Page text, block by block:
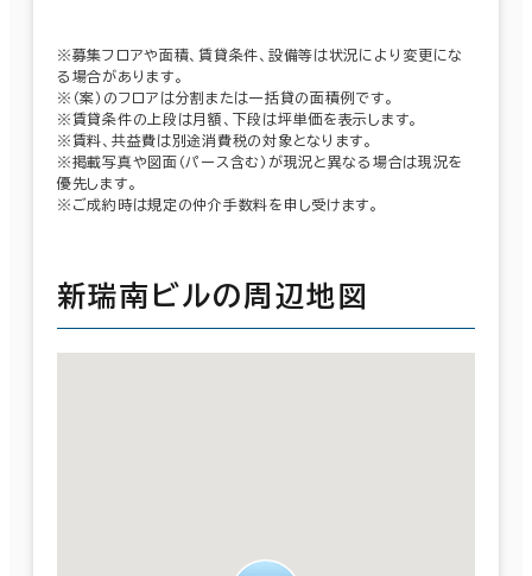
※募集フロアや面積、賃貸条件、設備等は状況により変更にな
る場合があります。
※（案）のフロアは分割または一括貸の面積例です。
※賃貸条件の上段は月額、下段は坪単価を表示します。
※賃料、共益費は別途消費税の対象となります。
※掲載写真や図面（パース含む）が現況と異なる場合は現況を
優先します。
※ご成約時は規定の仲介手数料を申し受けます。
新瑞南ビルの周辺地図